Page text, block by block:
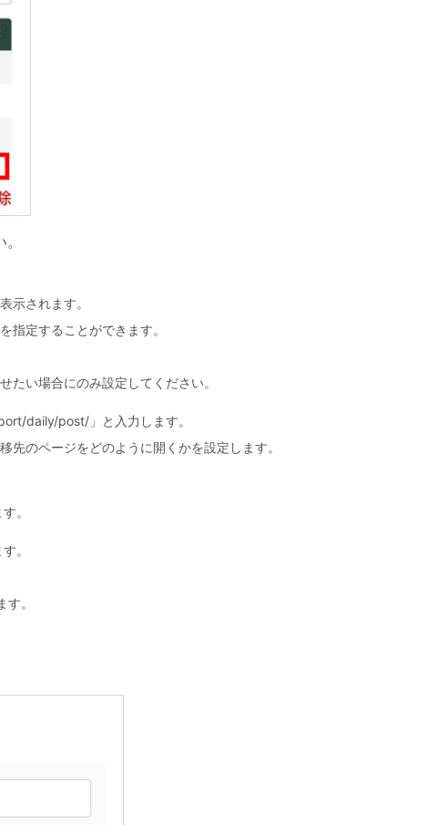
示されます。
指定することができます。
たい場合にのみ設定してください。
daily/post/」と入力します。
先のページをどのように開くかを設定します。
。
。
。